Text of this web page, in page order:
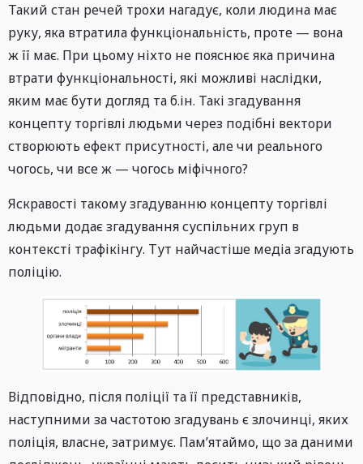
Такий стан речей трохи нагадує, коли людина має
руку, яка втратила функціональність, проте — вона
ж її має. При цьому ніхто не пояснює яка причина
втрати функціональності, які можливі наслідки,
яким має бути догляд та б.ін. Такі згадування
концепту торгівлі людьми через подібні вектори
створюють ефект присутності, але чи реального
чогось, чи все ж — чогось міфічного?
Яскравості такому згадуванню концепту торгівлі
людьми додає згадування суспільних груп в
контексті трафікінгу. Тут найчастіше медіа згадують
поліцію.
Відповідно, після поліції та її представників,
наступними за частотою згадувань є злочинці, яких
поліція, власне, затримує. Пам’ятаймо, що за даними